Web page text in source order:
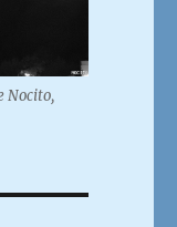
Nocito,